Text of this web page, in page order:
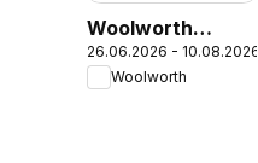
Woolworth
Flugblatt
26.06.2026 - 10.08.2026
Woolworth